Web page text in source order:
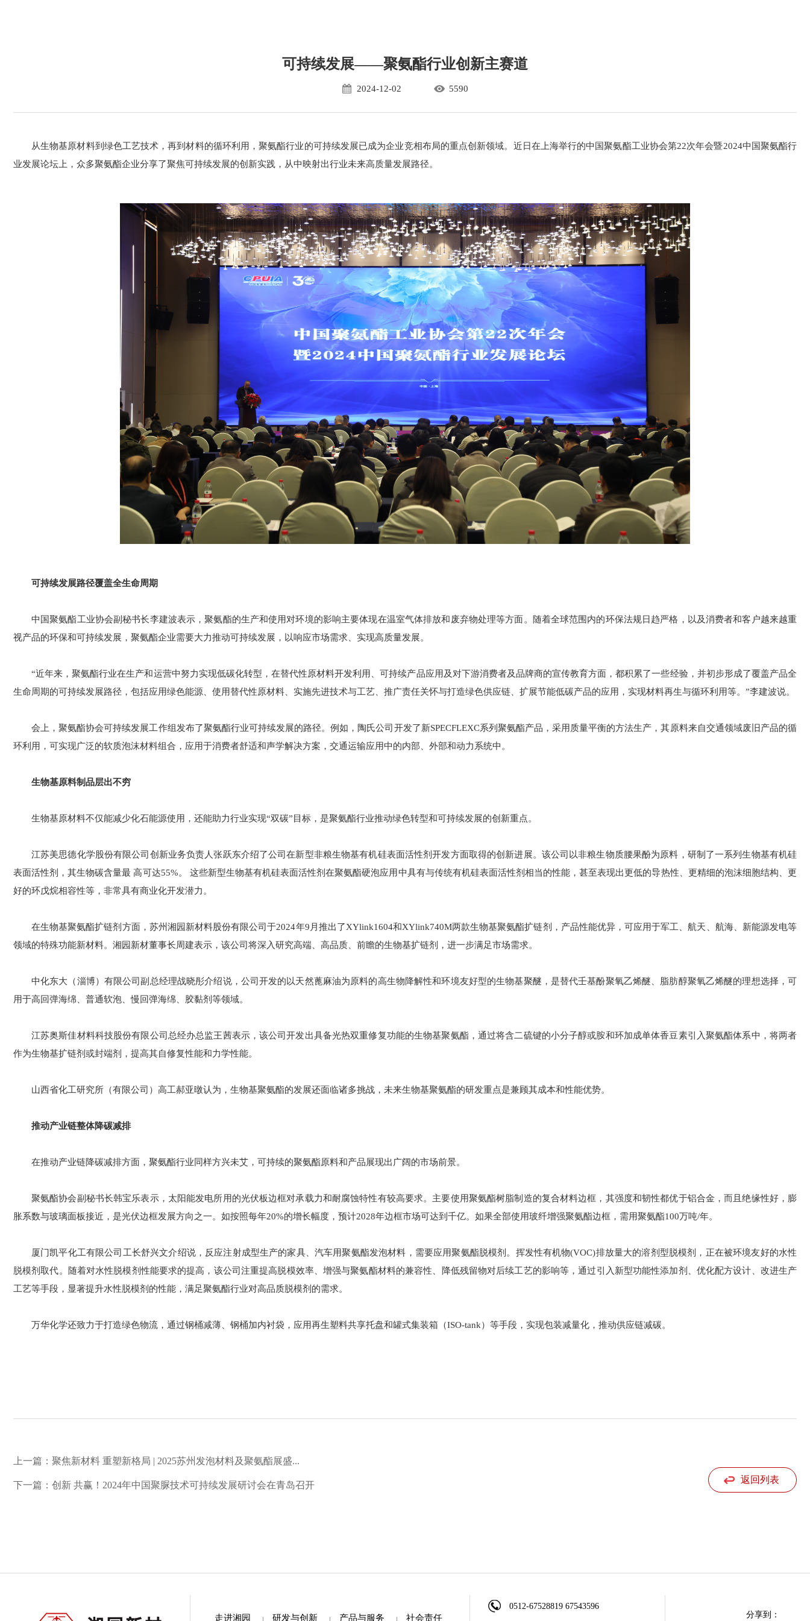
可持续发展——聚氨酯行业创新主赛道
2024-12-02 5590
从生物基原材料到绿色工艺技术，再到材料的循环利用，聚氨酯行业的可持续发展已成为企业竞相布局的重点创新领域。近日在上海举行的中国聚氨酯工业协会第22次年会暨2024中国聚氨酯行
业发展论坛上，众多聚氨酯企业分享了聚焦可持续发展的创新实践，从中映射出行业未来高质量发展路径。
可持续发展路径覆盖全生命周期
中国聚氨酯工业协会副秘书长李建波表示，聚氨酯的生产和使用对环境的影响主要体现在温室气体排放和废弃物处理等方面。随着全球范围内的环保法规日趋严格，以及消费者和客户越来越重
视产品的环保和可持续发展，聚氨酯企业需要大力推动可持续发展，以响应市场需求、实现高质量发展。
“近年来，聚氨酯行业在生产和运营中努力实现低碳化转型，在替代性原材料开发利用、可持续产品应用及对下游消费者及品牌商的宣传教育方面，都积累了一些经验，并初步形成了覆盖产品全
生命周期的可持续发展路径，包括应用绿色能源、使用替代性原材料、实施先进技术与工艺、推广责任关怀与打造绿色供应链、扩展节能低碳产品的应用，实现材料再生与循环利用等。”李建波说。
会上，聚氨酯协会可持续发展工作组发布了聚氨酯行业可持续发展的路径。例如，陶氏公司开发了新SPECFLEXC系列聚氨酯产品，采用质量平衡的方法生产，其原料来自交通领域废旧产品的循
环利用，可实现广泛的软质泡沫材料组合，应用于消费者舒适和声学解决方案，交通运输应用中的内部、外部和动力系统中。
生物基原料制品层出不穷
生物基原材料不仅能减少化石能源使用，还能助力行业实现“双碳”目标，是聚氨酯行业推动绿色转型和可持续发展的创新重点。
江苏美思德化学股份有限公司创新业务负责人张跃东介绍了公司在新型非粮生物基有机硅表面活性剂开发方面取得的创新进展。该公司以非粮生物质腰果酚为原料，研制了一系列生物基有机硅
表面活性剂，其生物碳含量最 高可达55%。 这些新型生物基有机硅表面活性剂在聚氨酯硬泡应用中具有与传统有机硅表面活性剂相当的性能，甚至表现出更低的导热性、更精细的泡沫细胞结构、更
好的环戊烷相容性等，非常具有商业化开发潜力。
在生物基聚氨酯扩链剂方面，苏州湘园新材料股份有限公司于2024年9月推出了XYlink1604和XYlink740M两款生物基聚氨酯扩链剂，产品性能优异，可应用于军工、航天、航海、新能源发电等
领域的特殊功能新材料。湘园新材董事长周建表示，该公司将深入研究高端、高品质、前瞻的生物基扩链剂，进一步满足市场需求。
中化东大（淄博）有限公司副总经理战晓彤介绍说，公司开发的以天然蓖麻油为原料的高生物降解性和环境友好型的生物基聚醚，是替代壬基酚聚氧乙烯醚、脂肪醇聚氧乙烯醚的理想选择，可
用于高回弹海绵、普通软泡、慢回弹海绵、胶黏剂等领域。
江苏奥斯佳材料科技股份有限公司总经办总监王茜表示，该公司开发出具备光热双重修复功能的生物基聚氨酯，通过将含二硫键的小分子醇或胺和环加成单体香豆素引入聚氨酯体系中，将两者
作为生物基扩链剂或封端剂，提高其自修复性能和力学性能。
山西省化工研究所（有限公司）高工郝亚暾认为，生物基聚氨酯的发展还面临诸多挑战，未来生物基聚氨酯的研发重点是兼顾其成本和性能优势。
推动产业链整体降碳减排
在推动产业链降碳减排方面，聚氨酯行业同样方兴未艾，可持续的聚氨酯原料和产品展现出广阔的市场前景。
聚氨酯协会副秘书长韩宝乐表示，太阳能发电所用的光伏板边框对承载力和耐腐蚀特性有较高要求。主要使用聚氨酯树脂制造的复合材料边框，其强度和韧性都优于铝合金，而且绝缘性好，膨
胀系数与玻璃面板接近，是光伏边框发展方向之一。如按照每年20%的增长幅度，预计2028年边框市场可达到千亿。如果全部使用玻纤增强聚氨酯边框，需用聚氨酯100万吨/年。
厦门凯平化工有限公司工长舒兴文介绍说，反应注射成型生产的家具、汽车用聚氨酯发泡材料，需要应用聚氨酯脱模剂。挥发性有机物(VOC)排放量大的溶剂型脱模剂，正在被环境友好的水性
脱模剂取代。随着对水性脱模剂性能要求的提高，该公司注重提高脱模效率、增强与聚氨酯材料的兼容性、降低残留物对后续工艺的影响等，通过引入新型功能性添加剂、优化配方设计、改进生产
工艺等手段，显著提升水性脱模剂的性能，满足聚氨酯行业对高品质脱模剂的需求。
万华化学还致力于打造绿色物流，通过钢桶减薄、钢桶加内衬袋，应用再生塑料共享托盘和罐式集装箱（ISO-tank）等手段，实现包装减量化，推动供应链减碳。
上一篇：聚焦新材料 重塑新格局 | 2025苏州发泡材料及聚氨酯展盛...
下一篇：创新 共赢！2024年中国聚脲技术可持续发展研讨会在青岛召开
返回列表
走进湘园 研发与创新 产品与服务 社会责任
0512-67528819 67543596
分享到：